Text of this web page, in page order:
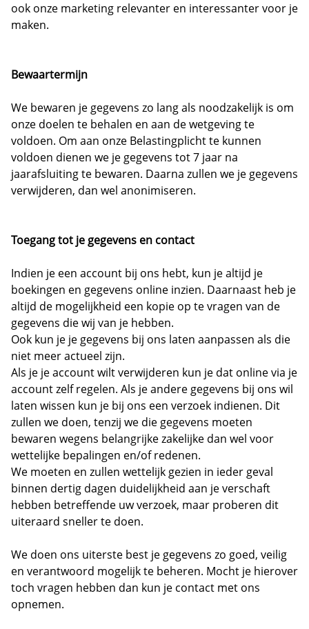
ook onze marketing relevanter en interessanter voor je
maken.
Bewaartermijn
We bewaren je gegevens zo lang als noodzakelijk is om
onze doelen te behalen en aan de wetgeving te
voldoen. Om aan onze Belastingplicht te kunnen
voldoen dienen we je gegevens tot 7 jaar na
jaarafsluiting te bewaren. Daarna zullen we je gegevens
verwijderen, dan wel anonimiseren.
Toegang tot je gegevens en contact
Indien je een account bij ons hebt, kun je altijd je
boekingen en gegevens online inzien. Daarnaast heb je
altijd de mogelijkheid een kopie op te vragen van de
gegevens die wij van je hebben.
Ook kun je je gegevens bij ons laten aanpassen als die
niet meer actueel zijn.
Als je je account wilt verwijderen kun je dat online via je
account zelf regelen. Als je andere gegevens bij ons wil
laten wissen kun je bij ons een verzoek indienen. Dit
zullen we doen, tenzij we die gegevens moeten
bewaren wegens belangrijke zakelijke dan wel voor
wettelijke bepalingen en/of redenen.
We moeten en zullen wettelijk gezien in ieder geval
binnen dertig dagen duidelijkheid aan je verschaft
hebben betreffende uw verzoek, maar proberen dit
uiteraard sneller te doen.
We doen ons uiterste best je gegevens zo goed, veilig
en verantwoord mogelijk te beheren. Mocht je hierover
toch vragen hebben dan kun je contact met ons
opnemen.